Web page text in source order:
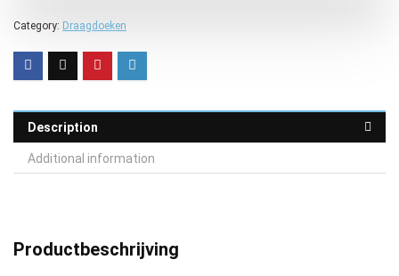
Category: Draagdoeken
Description
Additional information
Productbeschrijving